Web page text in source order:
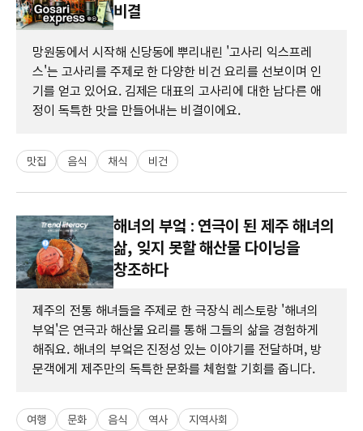
비결
망원동에서 시작해 신당동에 뿌리내린 '고사리 익스프레
스'는 고사리를 주제로 한 다양한 비건 요리를 선보이며 인
기를 얻고 있어요. 김제은 대표의 고사리에 대한 남다른 애
정이 독특한 맛을 만들어내는 비결이에요.
맛집 음식 채식 비건
해녀의 부엌 : 연극이 된 제주 해녀의
삶, 잊지 못할 해산물 다이닝을
창조하다
제주의 전통 해녀들을 주제로 한 극장식 레스토랑 '해녀의
부엌'은 연극과 해산물 요리를 통해 그들의 삶을 경험하게
해줘요. 해녀의 부엌은 진정성 있는 이야기를 전달하며, 방
문객에게 제주만의 독특한 문화를 체험할 기회를 줍니다.
여행 문화 음식 역사 지역사회